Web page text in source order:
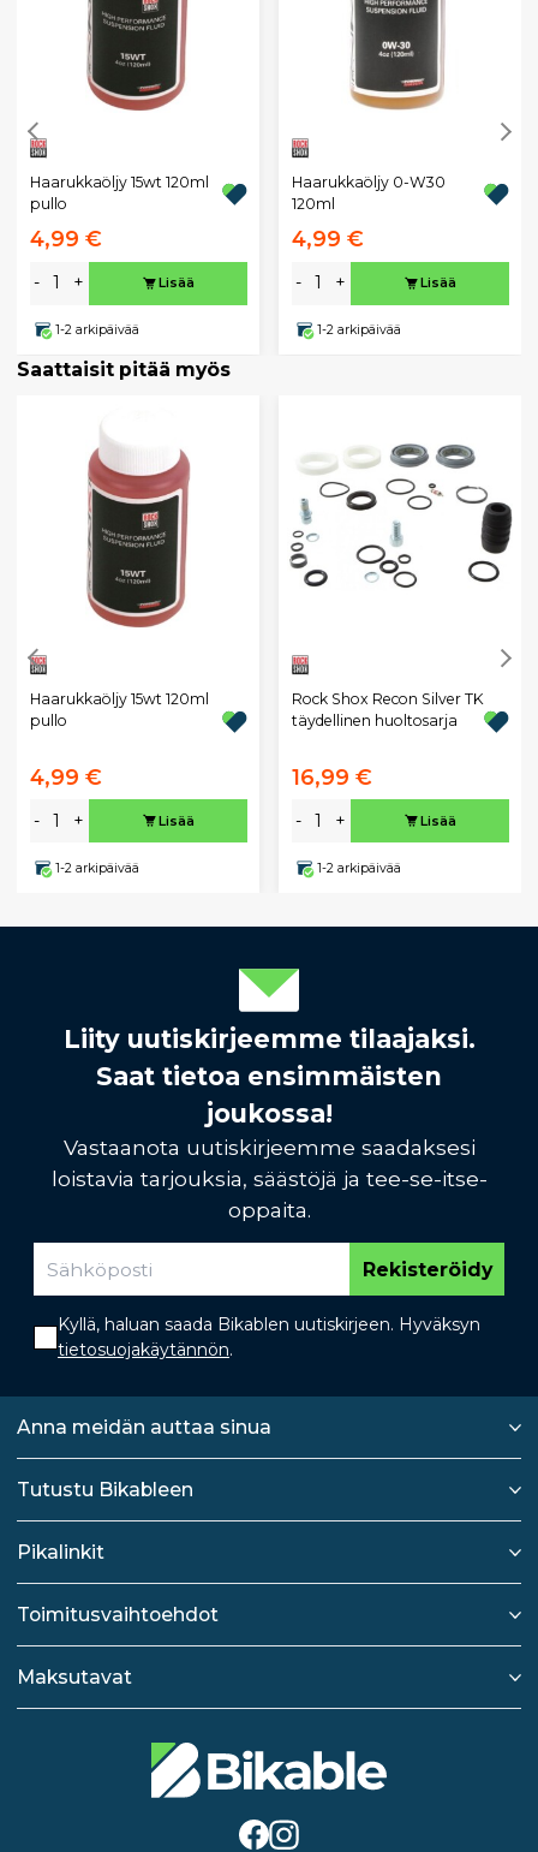
Haarukkaöljy 15wt 120ml
pullo
4,99 €
- + Lisää
1-2 arkipäivää
Haarukkaöljy 0-W30
120ml
4,99 €
- + Lisää
1-2 arkipäivää
Saattaisit pitää myös
Haarukkaöljy 15wt 120ml
pullo
4,99 €
- + Lisää
1-2 arkipäivää
Rock Shox Recon Silver TK
täydellinen huoltosarja
16,99 €
- + Lisää
1-2 arkipäivää
Liity uutiskirjeemme tilaajaksi.
Saat tietoa ensimmäisten
joukossa!
Vastaanota uutiskirjeemme saadaksesi
loistavia tarjouksia, säästöjä ja tee-se-itse-
oppaita.
Rekisteröidy
Kyllä, haluan saada Bikablen uutiskirjeen. Hyväksyn
tietosuojakäytännön.
Anna meidän auttaa sinua
Tutustu Bikableen
Pikalinkit
Toimitusvaihtoehdot
Maksutavat